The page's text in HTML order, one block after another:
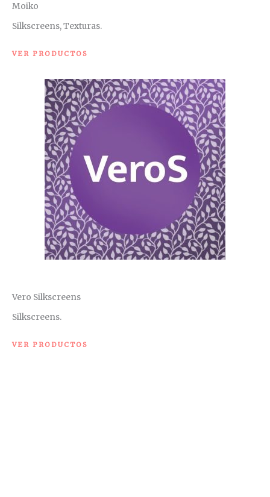
Moiko
Silkscreens, Texturas.
VER PRODUCTOS
Vero Silkscreens
Silkscreens.
VER PRODUCTOS